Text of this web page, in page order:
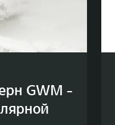
GWM -